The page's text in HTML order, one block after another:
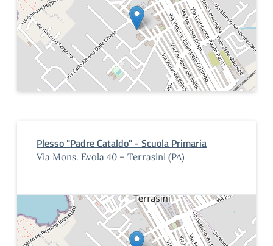
Plesso "Padre Cataldo" - Scuola Primaria
Via Mons. Evola 40 – Terrasini (PA)